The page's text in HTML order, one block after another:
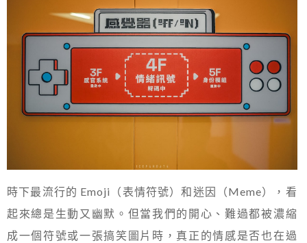
時下最流行的 Emoji（表情符號）和迷因（Meme），看
起來總是生動又幽默。但當我們的開心、難過都被濃縮
成一個符號或一張搞笑圖片時，真正的情感是否也在過